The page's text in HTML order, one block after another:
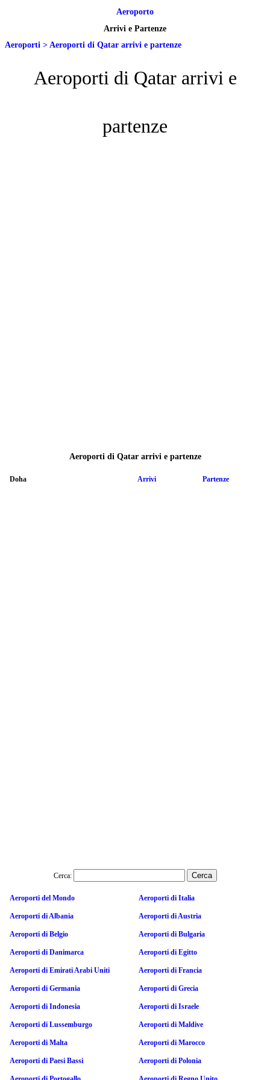
Aeroporto
Arrivi e Partenze
Aeroporti > Aeroporti di Qatar arrivi e partenze
Aeroporti di Qatar arrivi e
partenze
Aeroporti di Qatar arrivi e partenze
Doha Arrivi Partenze
Cerca:
Aeroporti del Mondo Aeroporti di Italia
Aeroporti di Albania Aeroporti di Austria
Aeroporti di Belgio Aeroporti di Bulgaria
Aeroporti di Danimarca Aeroporti di Egitto
Aeroporti di Emirati Arabi Uniti Aeroporti di Francia
Aeroporti di Germania Aeroporti di Grecia
Aeroporti di Indonesia Aeroporti di Israele
Aeroporti di Lussemburgo Aeroporti di Maldive
Aeroporti di Malta Aeroporti di Marocco
Aeroporti di Paesi Bassi Aeroporti di Polonia